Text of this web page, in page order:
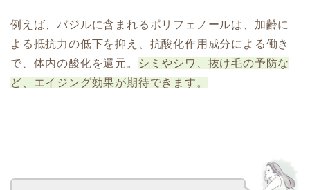
例えば、バジルに含まれるポリフェノールは、加齢に
よる抵抗力の低下を抑え、抗酸化作用成分による働き
で、体内の酸化を還元。
シミやシワ、抜け毛の予防な
ど、エイジング効果が期待できます。